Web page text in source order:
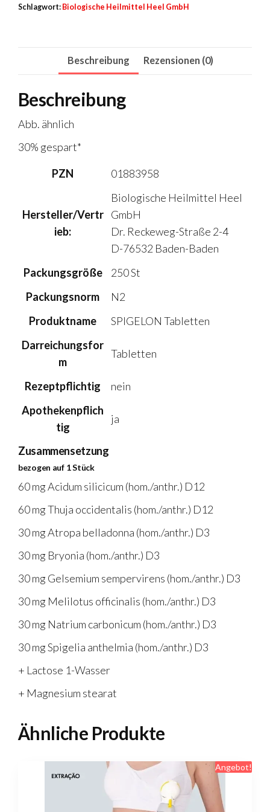
Schlagwort: Biologische Heilmittel Heel GmbH
Beschreibung Rezensionen (0)
Beschreibung
Abb. ähnlich
30% gespart*
PZN
01883958
Hersteller/Vertr
ieb:
Biologische Heilmittel Heel
GmbH
Dr. Reckeweg-Straße 2-4
D-76532 Baden-Baden
Packungsgröße
250 St
Packungsnorm
N2
Produktname
SPIGELON Tabletten
Darreichungsfor
m
Tabletten
Rezeptpflichtig
nein
Apothekenpflich
tig
ja
Zusammensetzung
bezogen auf 1 Stück
60 mg Acidum silicicum (hom./anthr.) D12
60 mg Thuja occidentalis (hom./anthr.) D12
30 mg Atropa belladonna (hom./anthr.) D3
30 mg Bryonia (hom./anthr.) D3
30 mg Gelsemium sempervirens (hom./anthr.) D3
30 mg Melilotus officinalis (hom./anthr.) D3
30 mg Natrium carbonicum (hom./anthr.) D3
30 mg Spigelia anthelmia (hom./anthr.) D3
+ Lactose 1-Wasser
+ Magnesium stearat
Ähnliche Produkte
Angebot!